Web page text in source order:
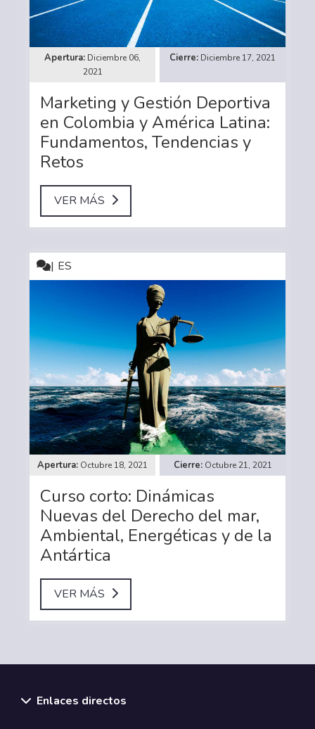
Diciembre 06,
2021
Diciembre 17, 2021
Marketing y Gestión Deportiva
en Colombia y América Latina:
Fundamentos, Tendencias y
Retos
VER MÁS
ES
Octubre 18, 2021 Octubre 21, 2021
Curso corto: Dinámicas
Nuevas del Derecho del mar,
Ambiental, Energéticas y de la
Antártica
VER MÁS
Enlaces directos